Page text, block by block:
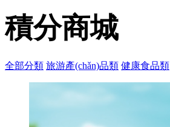
積分商城
全部分類 旅游產(chǎn)品類 健康食品類